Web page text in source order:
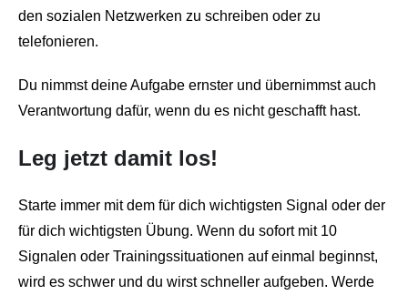
den sozialen Netzwerken zu schreiben oder zu
telefonieren.
Du nimmst deine Aufgabe ernster und übernimmst auch
Verantwortung dafür, wenn du es nicht geschafft hast.
Leg jetzt damit los!
Starte immer mit dem für dich wichtigsten Signal oder der
für dich wichtigsten Übung. Wenn du sofort mit 10
Signalen oder Trainingssituationen auf einmal beginnst,
wird es schwer und du wirst schneller aufgeben. Werde